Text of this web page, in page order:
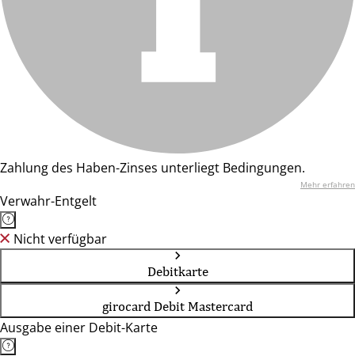
Zahlung des Haben-Zinses unterliegt Bedingungen.
Mehr erfahren
Verwahr-Entgelt
Nicht verfügbar
Debitkarte
girocard Debit Mastercard
Ausgabe einer Debit-Karte